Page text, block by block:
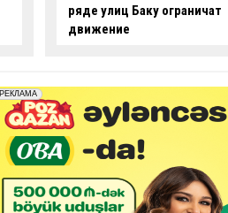
опасные действия за рулем
-ВИДЕО